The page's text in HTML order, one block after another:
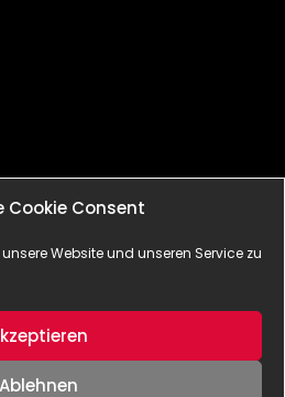
Cookie Consent
Website und unseren Service zu
Ablehnen